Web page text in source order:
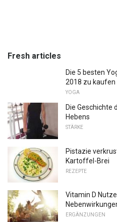
Fresh articles
Die 5 besten
2018 zu kaufen
YOGA
Die Geschichte
Hebens
STÄRKE
Pistazie
Kartoffel-Brei
REZEPTE
Vitamin D
ERGÄNZUNGEN